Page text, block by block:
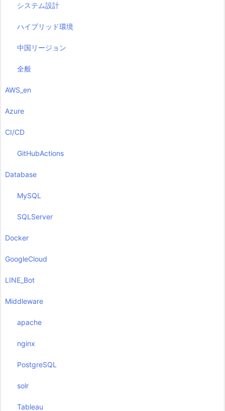
システム設計
ハイブリッド環境
中国リージョン
全般
AWS_en
Azure
CI/CD
GitHubActions
Database
MySQL
SQLServer
Docker
GoogleCloud
LINE_Bot
Middleware
apache
nginx
PostgreSQL
solr
Tableau